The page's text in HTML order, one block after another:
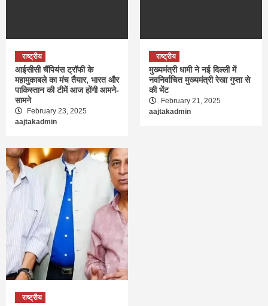
राष्ट्रीय
आईसीसी चैंपियंस ट्रॉफी के
महामुकाबले का मंच तैयार, भारत और
पाकिस्तान की टीमें आज होंगी आमने-
सामने
February 23, 2025
aajtakadmin
राष्ट्रीय
मुख्यमंत्री धामी ने नई दिल्ली में
नवनिर्वाचित मुख्यमंत्री रेखा गुप्ता से
की भेंट
February 21, 2025
aajtakadmin
राष्ट्रीय